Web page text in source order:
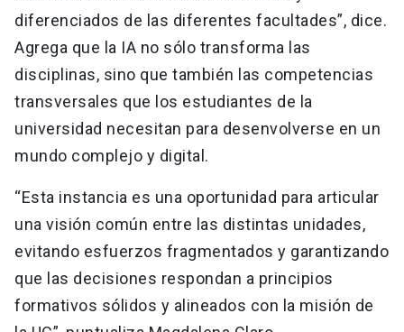
diferenciados de las diferentes facultades”, dice.
Agrega que la IA no sólo transforma las
disciplinas, sino que también las competencias
transversales que los estudiantes de la
universidad necesitan para desenvolverse en un
mundo complejo y digital.
“Esta instancia es una oportunidad para articular
una visión común entre las distintas unidades,
evitando esfuerzos fragmentados y garantizando
que las decisiones respondan a principios
formativos sólidos y alineados con la misión de